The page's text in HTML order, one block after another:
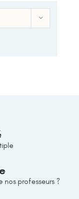
nos professeurs ?